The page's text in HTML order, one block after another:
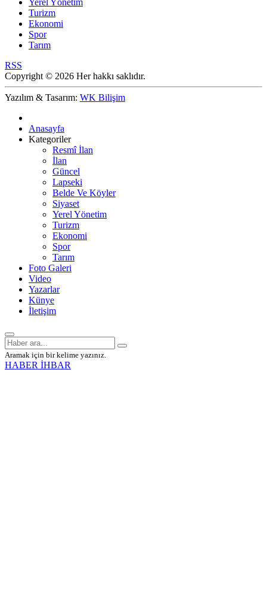
Yerel Yönetim
Turizm
Ekonomi
Spor
Tarım
RSS
Copyright © 2026 Her hakkı saklıdır.
Yazılım & Tasarım: WK Bilişim
Anasayfa
Kategoriler
Resmî İlan
İlan
Güncel
Lapseki
Belde Ve Köyler
Siyaset
Yerel Yönetim
Turizm
Ekonomi
Spor
Tarım
Foto Galeri
Video
Yazarlar
Künye
İletişim
Aramak için bir kelime yazınız.
HABER İHBAR